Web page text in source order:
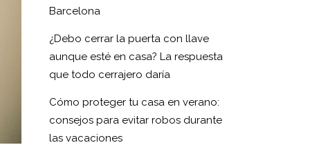
Barcelona
¿Debo cerrar la puerta con llave
aunque esté en casa? La respuesta
que todo cerrajero daría
Cómo proteger tu casa en verano:
consejos para evitar robos durante
las vacaciones